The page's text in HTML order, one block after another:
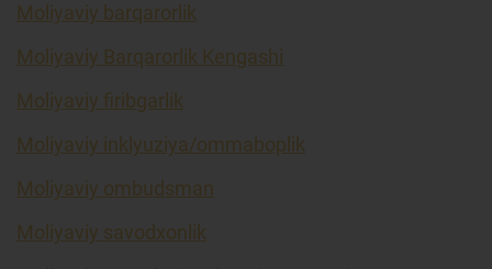
Moliyaviy barqarorlik
Moliyaviy Barqarorlik Kengashi
Moliyaviy firibgarlik
Moliyaviy inklyuziya/ommaboplik
Moliyaviy ombudsman
Moliyaviy savodxonlik